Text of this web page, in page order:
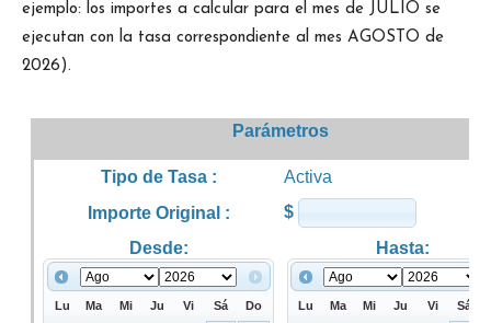
ejemplo: los importes a calcular para el mes de JULIO se
ejecutan con la tasa correspondiente al mes AGOSTO de
2026).